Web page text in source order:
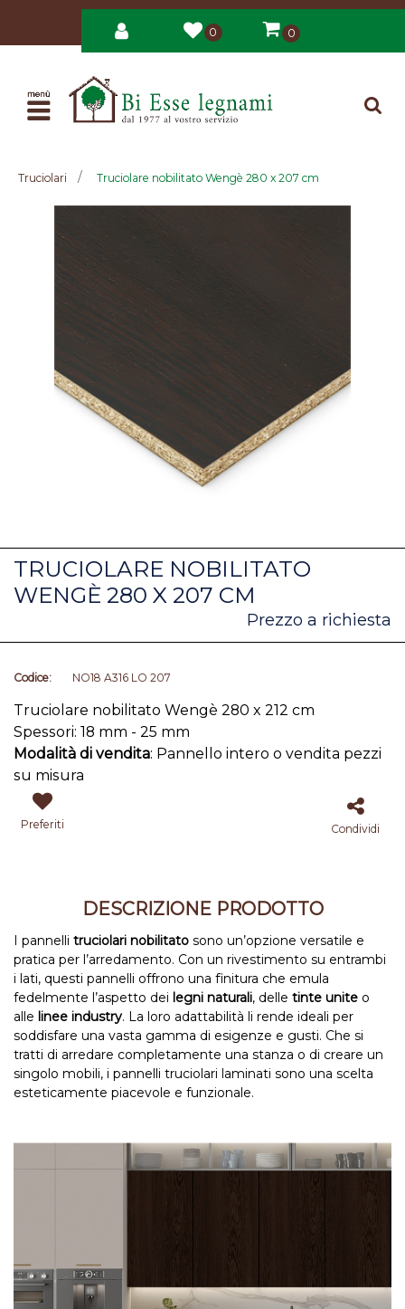
0 0
Open
Truciolari Truciolare nobilitato Wengè 280 x 207 cm
TRUCIOLARE NOBILITATO
WENGÈ 280 X 207 CM
Prezzo a richiesta
Codice: NO18 A316 LO 207
Truciolare nobilitato Wengè 280 x 212 cm
Spessori: 18 mm - 25 mm
Modalità di vendita: Pannello intero o vendita pezzi
su misura
Preferiti Condividi
DESCRIZIONE PRODOTTO
I pannelli truciolari nobilitato sono un’opzione versatile e
pratica per l’arredamento. Con un rivestimento su entrambi
i lati, questi pannelli offrono una finitura che emula
fedelmente l’aspetto dei legni naturali, delle tinte unite o
alle linee industry. La loro adattabilità li rende ideali per
soddisfare una vasta gamma di esigenze e gusti. Che si
tratti di arredare completamente una stanza o di creare un
singolo mobili, i pannelli truciolari laminati sono una scelta
esteticamente piacevole e funzionale.